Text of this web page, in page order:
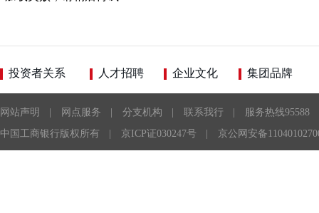
投资者关系 人才招聘 企业文化 集团品牌
网站声明 网点服务 分支机构 联系我行
服务热线95588
中国工商银行版权所有
京ICP证030247号 京公网安备